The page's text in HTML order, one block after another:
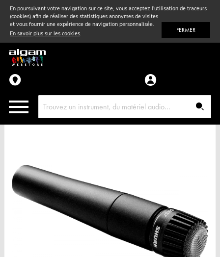
En poursuivant votre navigation sur ce site, vous acceptez l'utilisation de traceurs
(cookies) afin de réaliser des statistiques anonymes de visites
et vous fournir une expérience de navigation personnalisée.
En savoir plus sur les cookies. FERMER
Vent& Violon
Accessoires
Pièces détachées